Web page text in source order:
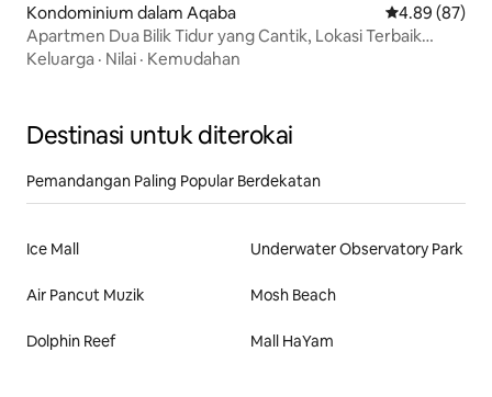
Kondominium dalam Aqaba Penarafan
4.89 (87)
Apartmen Dua Bilik Tidur yang Cantik, Lokasi Terbaik
Aqaba.
Keluarga · Nilai · Kemudahan
Destinasi untuk diterokai
Pemandangan Paling Popular Berdekatan
Ice Mall Underwater Observatory Park
Air Pancut Muzik Mosh Beach
Dolphin Reef Mall HaYam